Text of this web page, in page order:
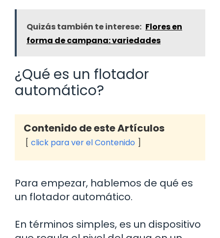
Quizás también te interese: Flores en
forma de campana: variedades
¿Qué es un flotador
automático?
Contenido de este Artículos
click para ver el Contenido
Para empezar, hablemos de qué es
un flotador automático.
En términos simples, es un dispositivo